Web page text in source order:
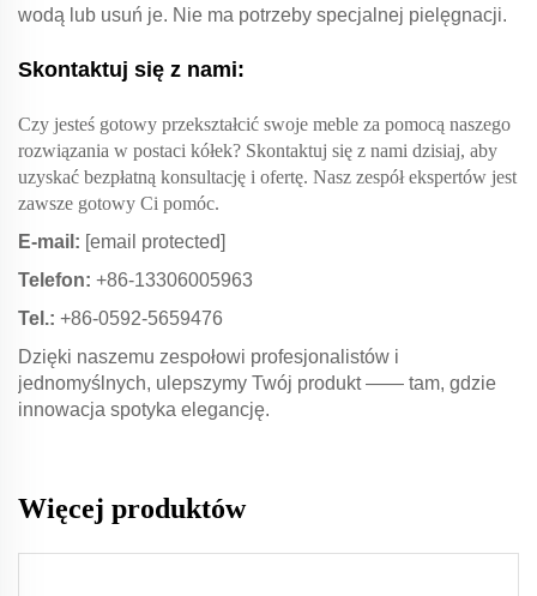
wodą lub usuń je. Nie ma potrzeby specjalnej pielęgnacji.
Skontaktuj się z nami:
Czy jesteś gotowy przekształcić swoje meble za pomocą naszego
rozwiązania w postaci kółek? Skontaktuj się z nami dzisiaj, aby
uzyskać bezpłatną konsultację i ofertę. Nasz zespół ekspertów jest
zawsze gotowy Ci pomóc.
E-mail: [email protected]
Telefon: +86-13306005963
Tel.: +86-0592-5659476
Dzięki naszemu zespołowi profesjonalistów i
jednomyślnych, ulepszymy Twój produkt —— tam, gdzie
innowacja spotyka elegancję.
Więcej produktów